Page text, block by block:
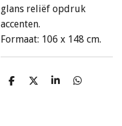
glans reliëf opdruk
accenten.
Formaat: 106 x 148 cm.
D
D
S
D